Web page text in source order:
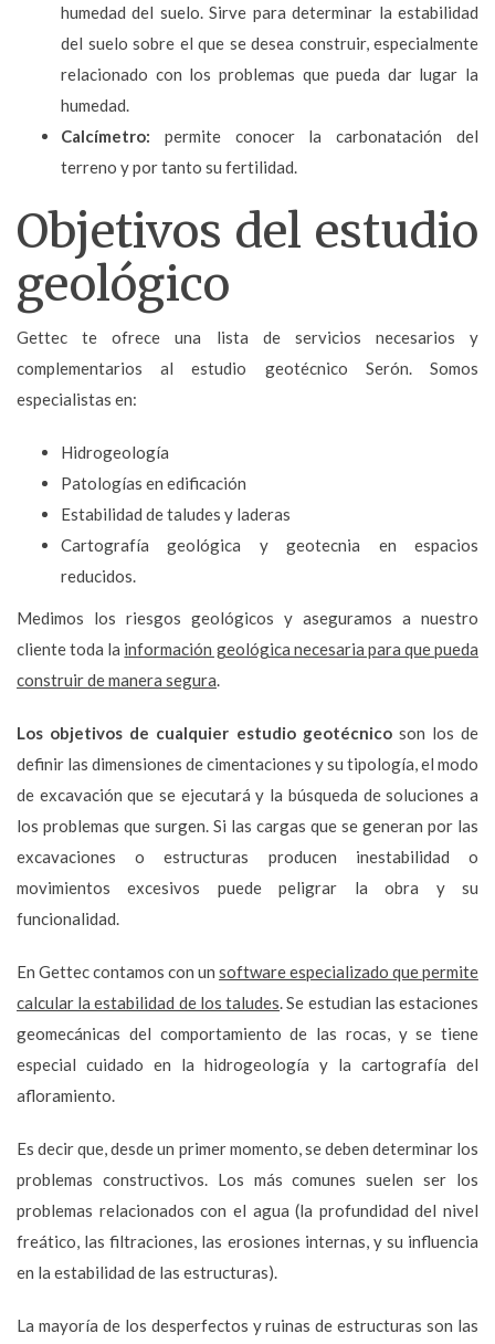
humedad del suelo. Sirve para determinar la estabilidad
del suelo sobre el que se desea construir, especialmente
relacionado con los problemas que pueda dar lugar la
humedad.
Calcímetro: permite conocer la carbonatación del
terreno y por tanto su fertilidad.
Objetivos del estudio
geológico
Gettec te ofrece una lista de servicios necesarios y
complementarios al estudio geotécnico Serón. Somos
especialistas en:
Hidrogeología
Patologías en edificación
Estabilidad de taludes y laderas
Cartografía geológica y geotecnia en espacios
reducidos.
Medimos los riesgos geológicos y aseguramos a nuestro
cliente toda la información geológica necesaria para que pueda
construir de manera segura.
Los objetivos de cualquier estudio geotécnicoson los de
definir las dimensiones de cimentaciones y su tipología, el modo
de excavación que se ejecutará y la búsqueda de soluciones a
los problemas que surgen. Si las cargas que se generan por las
excavaciones o estructuras producen inestabilidad o
movimientos excesivos puede peligrar la obra y su
funcionalidad.
En Gettec contamos con un software especializado que permite
calcular la estabilidad de los taludes. Se estudian las estaciones
geomecánicas del comportamiento de las rocas, y se tiene
especial cuidado en la hidrogeología y la cartografía del
afloramiento.
Es decir que, desde un primer momento, se deben determinar los
problemas constructivos. Los más comunes suelen ser los
problemas relacionados con el agua (la profundidad del nivel
freático, las filtraciones, las erosiones internas, y su influencia
en la estabilidad de las estructuras).
La mayoría de los desperfectos y ruinas de estructuras son las